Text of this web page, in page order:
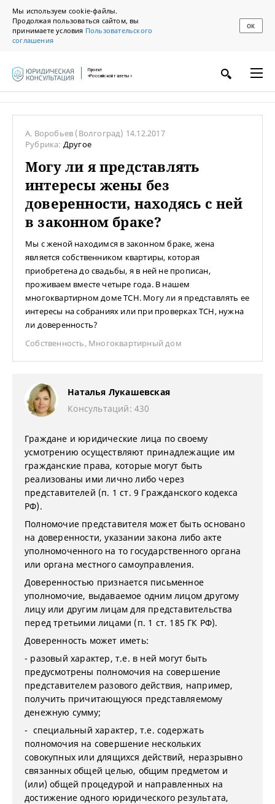
Мы используем cookie-файлы.
Продолжая пользоваться сайтом, вы
принимаете условия Пользовательского
соглашения
ОК
Проект
«Российской газеты»
А. Воробьев (Волгоград) 14.12.2017
Рубрика: Другое
Могу ли я представлять
интересы жены без
доверенности, находясь с ней
в законном браке?
Мы с женой находимся в законном браке, жена
является собственником квартиры, которая
приобретена до свадьбы, я в ней не прописан,
проживаем вместе четыре года. В нашем
многоквартирном доме ТСН. Могу ли я представлять ее
интересы на собраниях или при проверках ТСН, нужна
ли доверенность?
Собственность, Многоквартирный дом
Наталья Лукашевская
Консультаций: 430
Граждане и юридические лица по своему
усмотрению осуществляют принадлежащие им
гражданские права, которые могут быть
реализованы ими лично либо через
представителей (п. 1 ст. 9 Гражданского кодекса
РФ).
Полномочие представителя может быть основано
на доверенности, указании закона либо акте
уполномоченного на то государственного органа
или органа местного самоуправления.
Доверенностью признается письменное
уполномочие, выдаваемое одним лицом другому
лицу или другим лицам для представительства
перед третьими лицами (п. 1 ст. 185 ГК РФ).
Доверенность может иметь:
- разовый характер, т.е. в ней могут быть
предусмотрены полномочия на совершение
представителем разового действия, например,
получить причитающуюся представляемому
денежную сумму;
- специальный характер, т.е. содержать
полномочия на совершение нескольких
совокупных или длящихся действий, неразрывно
связанных общей целью, общим предметом и
(или) общей процедурой и направленных на
достижение одного юридического результата,